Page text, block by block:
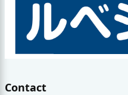
Contact